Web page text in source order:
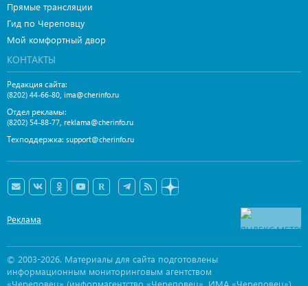
Прямые трансляции
Гид по Череповцу
Мой комфортный двор
КОНТАКТЫ
Редакция сайта:
(8202) 44-66-80, ima@cherinfo.ru
Отдел рекламы:
(8202) 54-88-77, reklama@cherinfo.ru
Техподдержка: support@cherinfo.ru
Реклама
© 2003-2026. Материалы для сайта подготовлены
информационным мониторинговым агентством
«Череповец» (информагентство «Череповец», ИМА «Череповец»),